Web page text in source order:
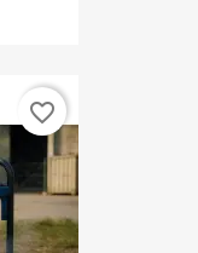
favorite_border